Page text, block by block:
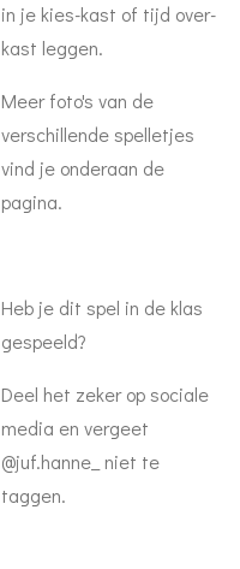
in je kies-kast of tijd over-
kast leggen.
Meer foto's van de
verschillende spelletjes
vind je onderaan de
pagina.
Heb je dit spel in de klas
gespeeld?
Deel het zeker op sociale
media en vergeet
@juf.hanne_ niet te
taggen.